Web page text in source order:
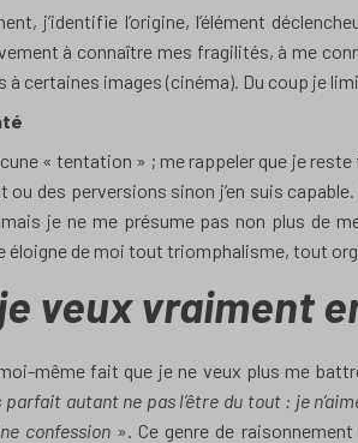
j’identifie l’origine, l’élément
à connaître mes fragilités, à me
à certaines images (cinéma). Du coup je
« tentation » ; me rappeler que je
des perversions sinon j’en suis
je ne me présume pas non plus de
éloigne de moi tout triomphalisme, tout
veux vraiment
même fait que je ne veux plus me
parfait autant ne pas l’être du tout : je
confession ». Ce genre de